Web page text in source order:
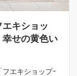
キショッ
せの黄色い
エキショップｰ